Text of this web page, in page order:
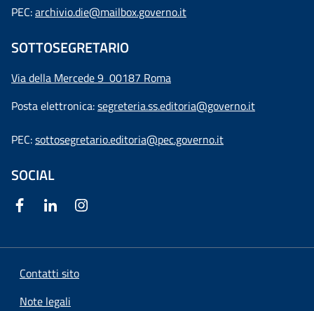
PEC:archivio.die@mailbox.governo.it
SOTTOSEGRETARIO
Via della Mercede 9 00187 Roma
Posta elettronica:segreteria.ss.editoria@governo.it
PEC:sottosegretario.editoria@pec.governo.it
SOCIAL
Contatti sito
Note legali